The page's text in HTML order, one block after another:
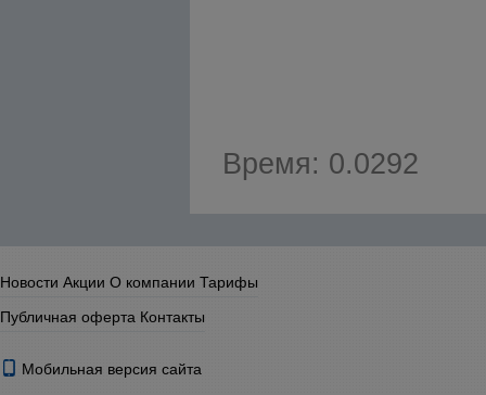
Время: 0.0292
Новости Акции О компании Тарифы
Публичная оферта Контакты
Мобильная версия сайта